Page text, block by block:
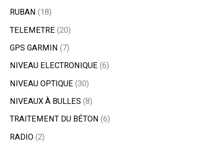
RUBAN
18
TELEMETRE 20
GPS GARMIN 7
NIVEAU ELECTRONIQUE 6
NIVEAU OPTIQUE 30
NIVEAUX À BULLES 8
TRAITEMENT DU BÉTON
6
RADIO 2